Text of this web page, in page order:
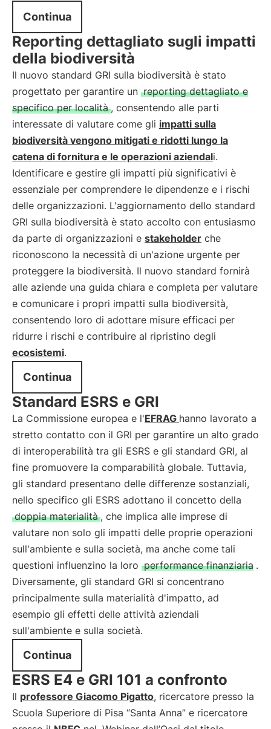
Continua
Reporting dettagliato sugli impatti
della biodiversità
Il nuovo standard GRI sulla biodiversità è stato
progettato per garantire un reporting dettagliato e
specifico per località , consentendo alle parti
interessate di valutare come gli impatti sulla
biodiversità vengono mitigati e ridotti lungo la
catena di fornitura e le operazioni aziendali.
Identificare e gestire gli impatti più significativi è
essenziale per comprendere le dipendenze e i rischi
delle organizzazioni. L'aggiornamento dello standard
GRI sulla biodiversità è stato accolto con entusiasmo
da parte di organizzazioni e stakeholder che
riconoscono la necessità di un'azione urgente per
proteggere la biodiversità. Il nuovo standard fornirà
alle aziende una guida chiara e completa per valutare
e comunicare i propri impatti sulla biodiversità,
consentendo loro di adottare misure efficaci per
ridurre i rischi e contribuire al ripristino degli
ecosistemi.
Continua
Standard ESRS e GRI
La Commissione europea e l'EFRAG hanno lavorato a
stretto contatto con il GRI per garantire un alto grado
di interoperabilità tra gli ESRS e gli standard GRI, al
fine promuovere la comparabilità globale. Tuttavia,
gli standard presentano delle differenze sostanziali,
nello specifico gli ESRS adottano il concetto della
doppia materialità , che implica alle imprese di
valutare non solo gli impatti delle proprie operazioni
sull'ambiente e sulla società, ma anche come tali
questioni influenzino la loro performance finanziaria .
Diversamente, gli standard GRI si concentrano
principalmente sulla materialità d'impatto, ad
esempio gli effetti delle attività aziendali
sull'ambiente e sulla società.
Continua
ESRS E4 e GRI 101 a confronto
Il professore Giacomo Pigatto, ricercatore presso la
Scuola Superiore di Pisa “Santa Anna” e ricercatore